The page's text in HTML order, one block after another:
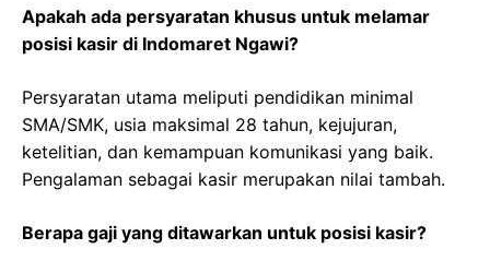
Apakah ada persyaratan khusus untuk melamar
posisi kasir di Indomaret Ngawi?
Persyaratan utama meliputi pendidikan minimal
SMA/SMK, usia maksimal 28 tahun, kejujuran,
ketelitian, dan kemampuan komunikasi yang baik.
Pengalaman sebagai kasir merupakan nilai tambah.
Berapa gaji yang ditawarkan untuk posisi kasir?